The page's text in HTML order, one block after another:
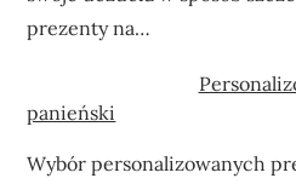
prezenty na…
panieński
Wybór personalizowanych